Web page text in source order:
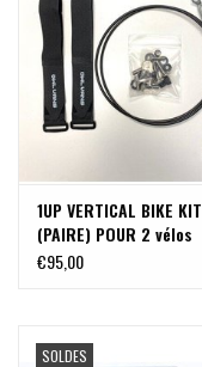
1UP VERTICAL BIKE KIT
(PAIRE) POUR 2 vélos
€95,00
SOLDES